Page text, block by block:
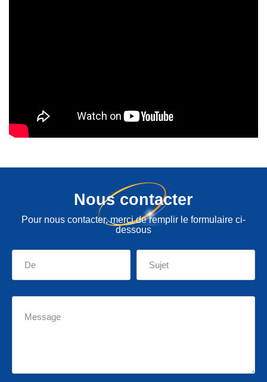
Nous contacter
Pour nous contacter, merci de remplir le formulaire ci-
dessous